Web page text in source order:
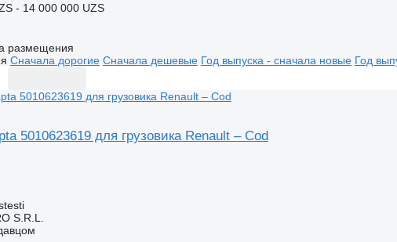
- 14 000 000 UZS
размещения
Сначала дорогие Сначала дешевые Год выпуска - сначала новые Год
5010623619 для грузовика Renault – Cod
S.R.L.